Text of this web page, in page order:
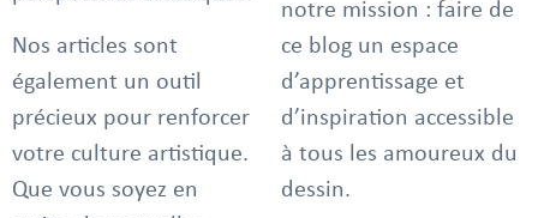
Nos articles sont
également un outil
précieux pour renforcer
votre culture artistique.
Que vous soyez en
notre mission : faire de
ce blog un espace
d’apprentissage et
d’inspiration accessible
à tous les amoureux du
dessin.